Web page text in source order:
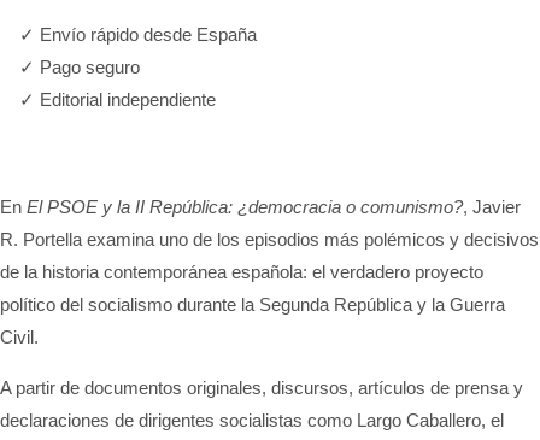
✓ Envío rápido desde España
✓ Pago seguro
✓ Editorial independiente
En El PSOE y la II República: ¿democracia o comunismo?, Javier
R. Portella examina uno de los episodios más polémicos y decisivos
de la historia contemporánea española: el verdadero proyecto
político del socialismo durante la Segunda República y la Guerra
Civil.
A partir de documentos originales, discursos, artículos de prensa y
declaraciones de dirigentes socialistas como Largo Caballero, el